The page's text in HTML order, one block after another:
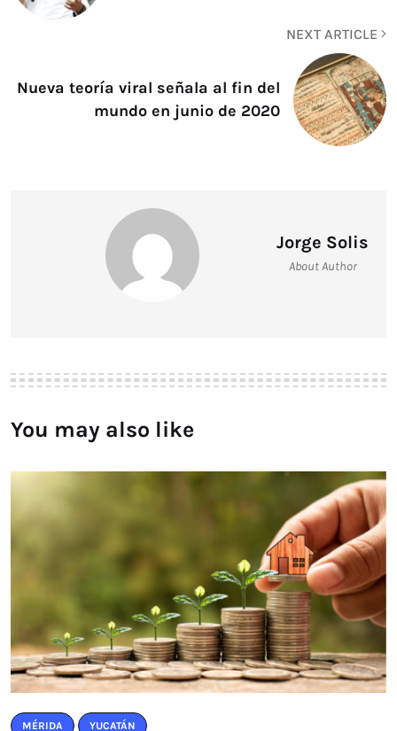
NEXT ARTICLE
Nueva teoría viral señala al fin del
mundo en junio de 2020
Jorge Solis
About Author
You may also like
MÉRIDA YUCATÁN